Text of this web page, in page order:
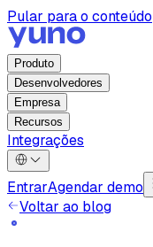
Pular para o conteúdo
Produto
Desenvolvedores
Empresa
Recursos
Integrações
EntrarAgendar demo
Voltar ao blog